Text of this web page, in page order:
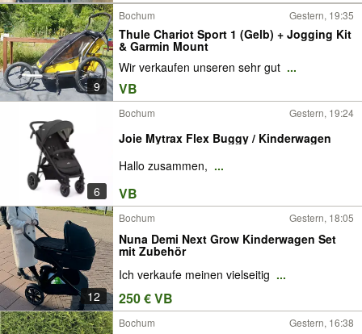
9
Bochum Gestern, 19:35
Thule Chariot Sport 1 (Gelb) + Jogging Kit
& Garmin Mount
Wir verkaufen unseren sehr gut ...
VB
6
Bochum Gestern, 19:24
Joie Mytrax Flex Buggy / Kinderwagen
Hallo zusammen, ...
VB
12
Bochum Gestern, 18:05
Nuna Demi Next Grow Kinderwagen Set
mit Zubehör
Ich verkaufe meinen vielseitig ...
250 € VB
Bochum Gestern, 16:38